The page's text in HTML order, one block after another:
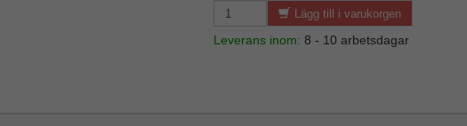
Lägg till i varukorgen
Leverans inom: 8 - 10 arbetsdagar